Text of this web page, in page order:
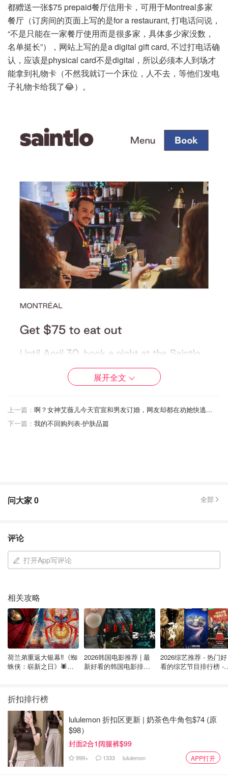
都赠送一张$75 prepaid餐厅信用卡，可用于Montreal多家
餐厅（订房间的页面上写的是for a restaurant, 打电话问说，
“不是只能在一家餐厅使用而是很多家，具体多少家没数，
名单挺长”），网站上写的是a digital gift card, 不过打电话确
认，应该是physical card不是digital，所以必须本人到场才
能拿到礼物卡（不然我就订一个床位，人不去，等他们发电
子礼物卡给我了😂）。
展开全文
上一篇： 啊？女神艾薇儿今天官宣和男友订婚，网友却都在劝她快逃...
下一篇： 我的不回购列表-护肤品篇
问大家0 全部
评论
打开App写评论
相关攻略
荷兰弟重返大银幕‼️《蜘
蛛侠：崭新之日》🕷️北
2026韩国电影推荐 | 最
新好看的韩国电影排行
2026综艺推荐 - 热门好
看的综艺节目排行榜 -
折扣排行榜
lululemon 折扣区更新 | 奶茶色牛角包$74 (原
$98）
封面2合1阔腿裤$99
999+ 1333 lululemon APP打开